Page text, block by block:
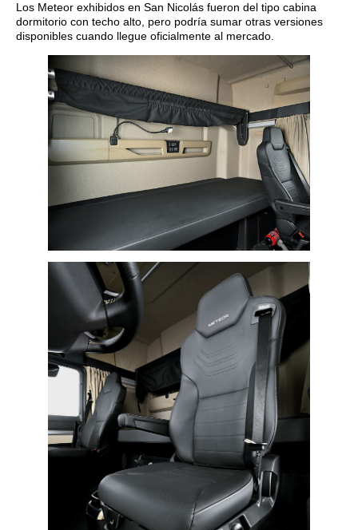
Los Meteor exhibidos en San Nicolás fueron del tipo cabina
dormitorio con techo alto, pero podría sumar otras versiones
disponibles cuando llegue oficialmente al mercado.